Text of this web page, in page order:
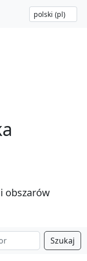
obszarów
Szukaj